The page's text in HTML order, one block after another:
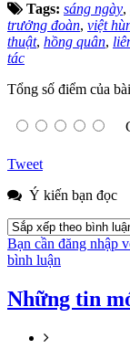
Tags: sáng ngày,
trưởng đoàn, việt
thuật, hồng quân,
tác
Tổng số điểm của
Tweet
Ý kiến bạn đọc
Bạn cần đăng nhập
bình luận
Những tin